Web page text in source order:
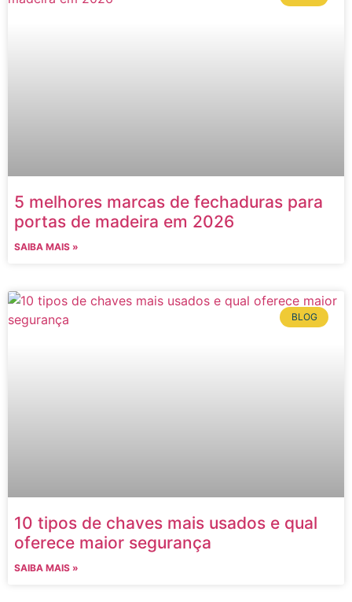
5 melhores marcas de fechaduras para
portas de madeira em 2026
SAIBA MAIS »
BLOG
10 tipos de chaves mais usados e qual
oferece maior segurança
SAIBA MAIS »